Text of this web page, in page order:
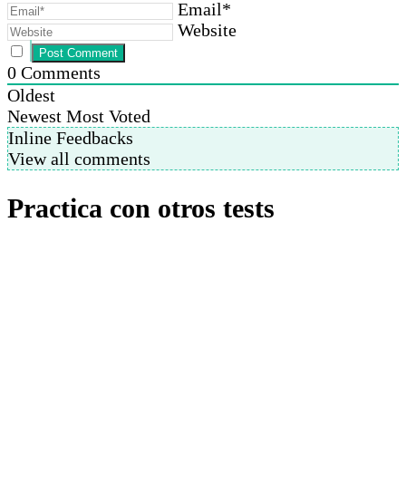
Email*
Website
0 Comments
Oldest
Newest Most Voted
Inline Feedbacks
View all comments
Practica con otros tests